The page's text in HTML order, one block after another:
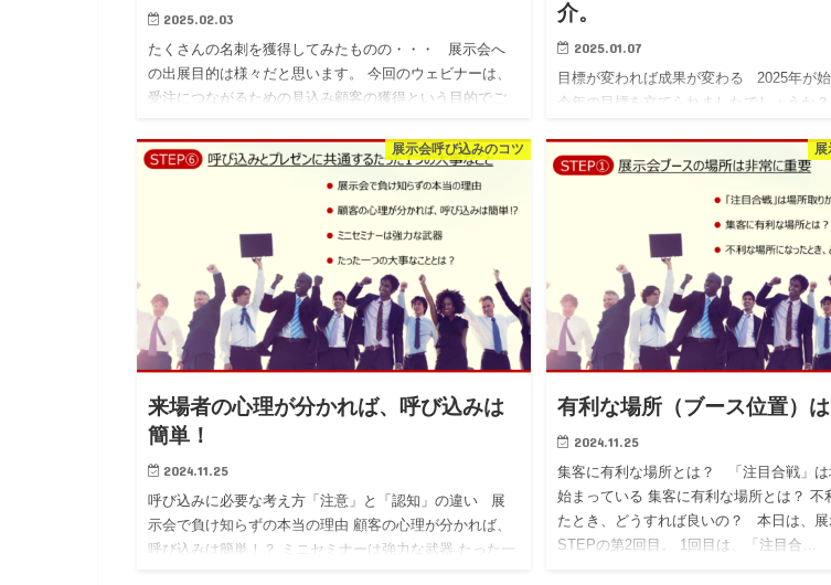
2025.02.03
たくさんの名刺を獲得してみたものの・・・ 展示会へ
の出展目的は様々だと思います。 今回のウェビナーは、
受注につながるための見込み顧客の獲得という目的でご
&n…
介。
2025.01.07
目標が変われば成果が変わる 2025年が始
今年の目標を立てられましたでしょうか
展示会においても目標設定はとても重要…
展示会呼び込みのコツ
来場者の心理が分かれば、呼び込みは
簡単！
2024.11.25
呼び込みに必要な考え方「注意」と「認知」の違い 展
示会で負け知らずの本当の理由 顧客の心理が分かれば、
呼び込みは簡単！？ ミニセミナーは強力な武器 たった一
展
有利な場所（ブース位置）
2024.11.25
集客に有利な場所とは？ 「注目合戦」は
始まっている 集客に有利な場所とは？ 不
たとき、どうすれば良いの？ 本日は、展
STEPの第2回目。 1回目は、「注目合…